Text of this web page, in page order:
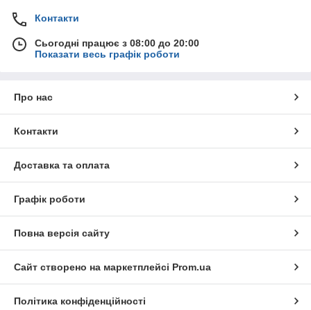
Контакти
Сьогодні працює з 08:00 до 20:00
Показати весь графік роботи
Про нас
Контакти
Доставка та оплата
Графік роботи
Повна версія сайту
Сайт створено на маркетплейсі Prom.ua
Політика конфіденційності